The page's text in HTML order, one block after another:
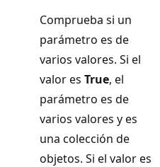
Comprueba si un
parámetro es de
varios valores. Si el
valor es True, el
parámetro es de
varios valores y es
una colección de
objetos. Si el valor es